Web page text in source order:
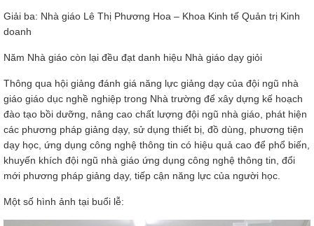
Giải ba: Nhà giáo Lê Thị Phương Hoa – Khoa Kinh tế Quản trị Kinh
doanh
Năm Nhà giáo còn lại đều đạt danh hiệu Nhà giáo dạy giỏi
Thông qua hội giảng đánh giá năng lực giảng dạy của đội ngũ nhà
giáo giáo dục nghề nghiệp trong Nhà trường để xây dựng kế hoạch
đào tạo bồi dưỡng, nâng cao chất lượng đội ngũ nhà giáo, phát hiện
các phương pháp giảng dạy, sử dụng thiết bị, đồ dùng, phương tiện
dạy học, ứng dụng công nghệ thông tin có hiệu quả cao để phổ biến,
khuyến khích đội ngũ nhà giáo ứng dụng công nghệ thông tin, đổi
mới phương pháp giảng dạy, tiếp cận năng lực của người học.
Một số hình ảnh tại buổi lễ: